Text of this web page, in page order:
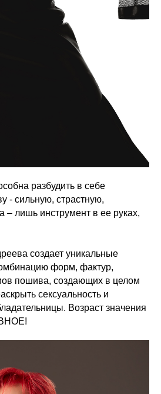
разбудить в себе
- сильную, страстную,
– лишь инструмент в ее руках,
создает уникальные
форм, фактур,
пошива, создающих в целом
сексуальность и
Возраст значения